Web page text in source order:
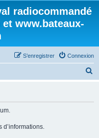
radiocommandé
www.bateaux-
Connexion
S’enregistrer
d’informations.